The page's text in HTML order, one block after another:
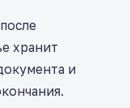
хранит
и